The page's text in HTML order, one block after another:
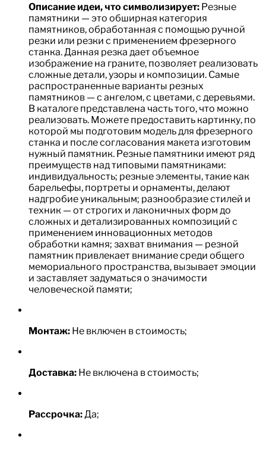
Описание идеи, что символизирует: Резные
памятники — это обширная категория
памятников, обработанная с помощью ручной
резки или резки с применением фрезерного
станка. Данная резка дает объемное
изображение на граните, позволяет реализовать
сложные детали, узоры и композиции. Самые
распространенные варианты резных
памятников — с ангелом, с цветами, с деревьями.
В каталоге представлена часть того, что можно
реализовать. Можете предоставить картинку, по
которой мы подготовим модель для фрезерного
станка и после согласования макета изготовим
нужный памятник. Резные памятники имеют ряд
преимуществ над типовыми памятниками:
индивидуальность; резные элементы, такие как
барельефы, портреты и орнаменты, делают
надгробие уникальным; разнообразие стилей и
техник — от строгих и лаконичных форм до
сложных и детализированных композиций с
применением инновационных методов
обработки камня; захват внимания — резной
памятник привлекает внимание среди общего
мемориального пространства, вызывает эмоции
и заставляет задуматься о значимости
человеческой памяти;
Монтаж: Не включен в стоимость;
Доставка: Не включена в стоимость;
Рассрочка:Да;